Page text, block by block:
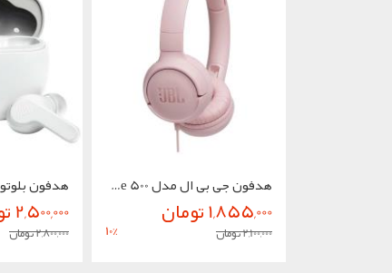
2,500,000 تومان
2,800,000 تومان
هدفون جی بی ال مدل Tune 500
1,855,000 تومان
2,100,000 تومان 10%